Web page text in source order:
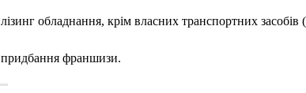
лізинг обладнання, крім власних транспортних засобів
придбання франшизи.